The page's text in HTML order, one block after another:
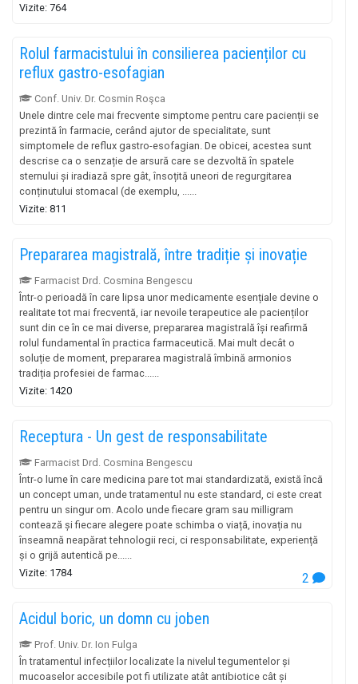
Vizite: 764
Rolul farmacistului în consilierea pacienților cu
reflux gastro-esofagian
Conf. Univ. Dr. Cosmin Roşca
Unele dintre cele mai frecvente simptome pentru care pacienții se
prezintă în farmacie, cerând ajutor de specialitate, sunt
simptomele de reflux gastro-esofagian. De obicei, acestea sunt
descrise ca o senzație de arsură care se dezvoltă în spatele
sternului și iradiază spre gât, însoțită uneori de regurgitarea
conținutului stomacal (de exemplu, ......
Vizite: 811
Prepararea magistrală, între tradiție și inovație
Farmacist Drd. Cosmina Bengescu
Într-o perioadă în care lipsa unor medicamente esențiale devine o
realitate tot mai frecventă, iar nevoile terapeutice ale pacienților
sunt din ce în ce mai diverse, prepararea magistrală își reafirmă
rolul fundamental în practica farmaceutică. Mai mult decât o
soluție de moment, prepararea magistrală îmbină armonios
tradiția profesiei de farmac......
Vizite: 1420
Receptura - Un gest de responsabilitate
Farmacist Drd. Cosmina Bengescu
Într-o lume în care medicina pare tot mai standardizată, există încă
un concept uman, unde tratamentul nu este standard, ci este creat
pentru un singur om. Acolo unde fiecare gram sau milligram
contează și fiecare alegere poate schimba o viață, inovația nu
înseamnă neapărat tehnologii reci, ci responsabilitate, experiență
și o grijă autentică pe......
2
Vizite: 1784
Acidul boric, un domn cu joben
Prof. Univ. Dr. Ion Fulga
În tratamentul infecțiilor localizate la nivelul tegumentelor și
mucoaselor accesibile pot fi utilizate atât antibiotice cât și